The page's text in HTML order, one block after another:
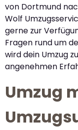
von Dortmund
Wolf
gerne zur
Fragen rund um
wird dein Umzug
angenehmen
Umzug